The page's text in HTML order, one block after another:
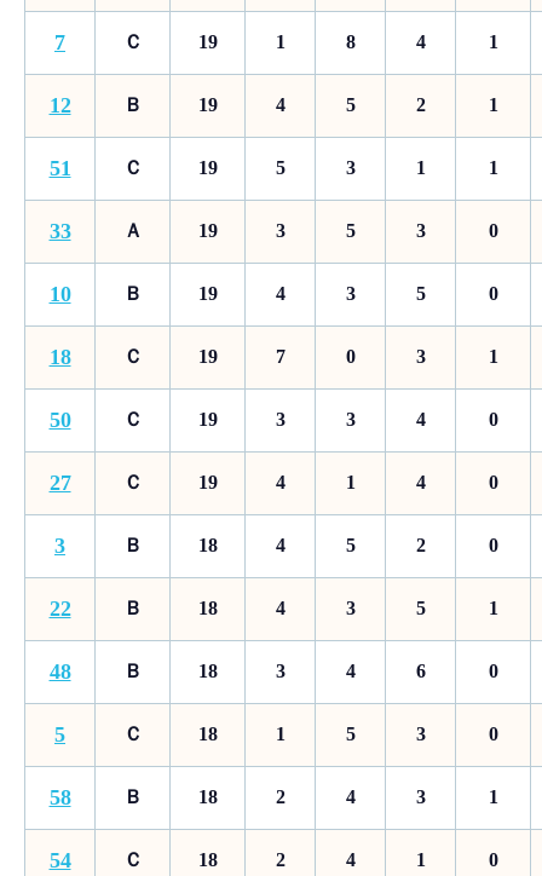
7 Ｃ 19 1 8 4 1
12 Ｂ 19 4 5 2 1
51 Ｃ 19 5 3 1 1
33 Ａ 19 3 5 3 0
10 Ｂ 19 4 3 5 0
18 Ｃ 19 7 0 3 1
50 Ｃ 19 3 3 4 0
27 Ｃ 19 4 1 4 0
3 Ｂ 18 4 5 2 0
22 Ｂ 18 4 3 5 1
48 Ｂ 18 3 4 6 0
5 Ｃ 18 1 5 3 0
58 Ｂ 18 2 4 3 1
54 Ｃ 18 2 4 1 0